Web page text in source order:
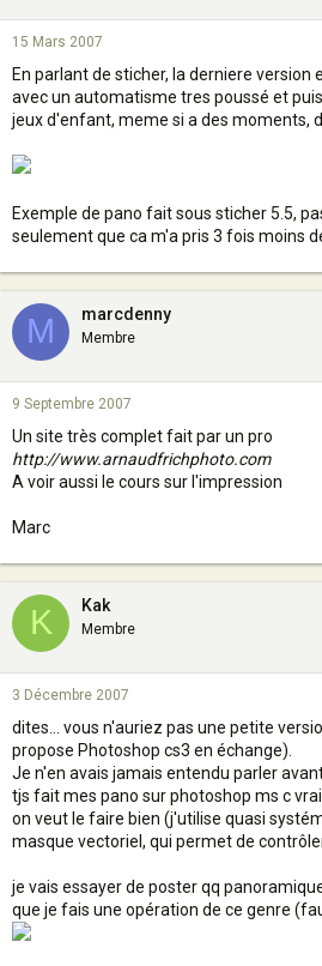
15 Mars 2007
En parlant de sticher, la derniere version
avec un automatisme tres poussé et
jeux d'enfant, meme si a des moments,
Exemple de pano fait sous sticher 5.5,
seulement que ca m'a pris 3 fois moins
M marcdenny
Membre
9 Septembre 2007
Un site très complet fait par un pro
http://www.arnaudfrichphoto.com
A voir aussi le cours sur l'impression
Marc
K Kak
Membre
3 Décembre 2007
dites... vous n'auriez pas une petite
propose Photoshop cs3 en échange).
Je n'en avais jamais entendu parler
tjs fait mes pano sur photoshop ms c
on veut le faire bien (j'utilise quasi
masque vectoriel, qui permet de
je vais essayer de poster qq
que je fais une opération de ce genre